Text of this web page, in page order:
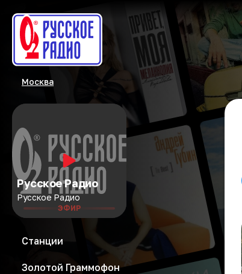
Москва
Русское Радио
Русское Радио
ЭФИР
Станции
Золотой Граммофон